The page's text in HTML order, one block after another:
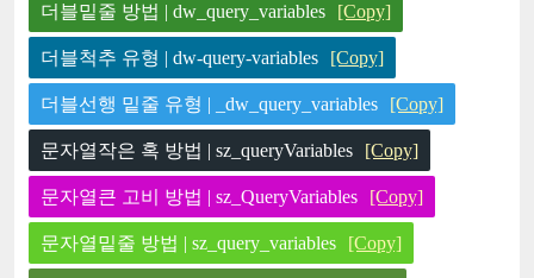
더블밑줄 방법 | dw_query_variables [Copy]
더블척추 유형 | dw-query-variables [Copy]
더블선행 밑줄 유형 | _dw_query_variables [Copy]
문자열작은 혹 방법 | sz_queryVariables [Copy]
문자열큰 고비 방법 | sz_QueryVariables [Copy]
문자열밑줄 방법 | sz_query_variables [Copy]